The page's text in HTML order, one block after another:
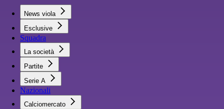
News viola
Esclusive
Squadra
La società
Partite
Serie A
Nazionali
Calciomercato